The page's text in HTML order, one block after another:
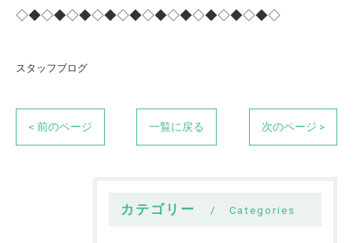
◇◆◇◆◇◆◇◆◇◆◇◆◇◆◇◆◇◆◇◆◇
スタッフブログ
< 前のページ 一覧に戻る 次のページ >
カテゴリー Categories